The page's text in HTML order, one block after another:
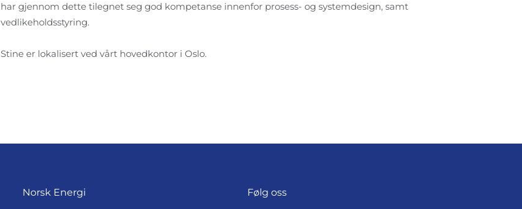
har gjennom dette tilegnet seg god kompetanse innenfor prosess- og systemdesign, samt
vedlikeholdsstyring.
Stine er lokalisert ved vårt hovedkontor i Oslo.
Norsk Energi Følg oss